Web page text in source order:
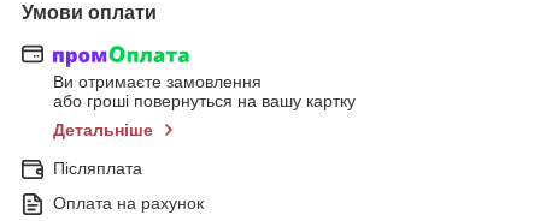
Умови оплати
Ви отримаєте замовлення
або гроші повернуться на вашу картку
Детальніше
Післяплата
Оплата на рахунок